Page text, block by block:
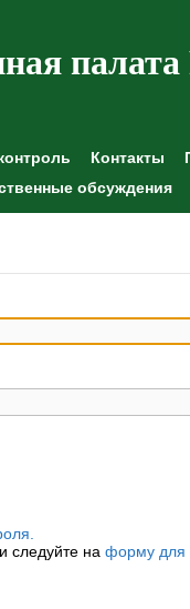
Контакты
обсуждения
следуйте на форму для